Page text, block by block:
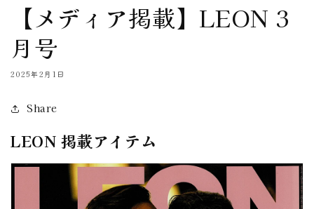
【メディア掲載】LEON 3
月号
2025年2月1日
Share
LEON 掲載アイテム